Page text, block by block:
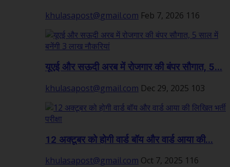
khulasapost@gmail.com Feb 7, 2026 116
यूएई और सऊदी अरब में रोजगार की बंपर सौगात, 5...
khulasapost@gmail.com Dec 29, 2025 103
12 अक्टूबर को होगी वार्ड बॉय और वार्ड आया की...
khulasapost@gmail.com Oct 7, 2025 116